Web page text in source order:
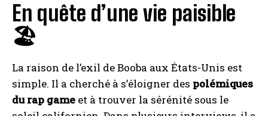
En quête d’une vie paisible
🏖️
La raison de l’exil de Booba aux États-Unis est
simple. Il a cherché à s’éloigner des polémiques
du rap game et à trouver la sérénité sous le